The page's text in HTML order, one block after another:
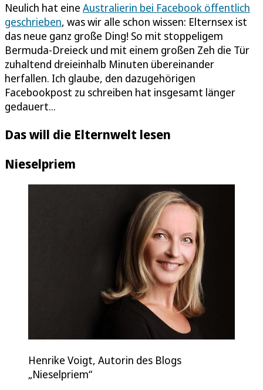
Neulich hat eine Australierin bei Facebook öffentlich
geschrieben, was wir alle schon wissen: Elternsex ist
das neue ganz große Ding! So mit stoppeligem
Bermuda-Dreieck und mit einem großen Zeh die Tür
zuhaltend dreieinhalb Minuten übereinander
herfallen. Ich glaube, den dazugehörigen
Facebookpost zu schreiben hat insgesamt länger
gedauert...
Das will die Elternwelt lesen
Nieselpriem
Henrike Voigt, Autorin des Blogs
„Nieselpriem“